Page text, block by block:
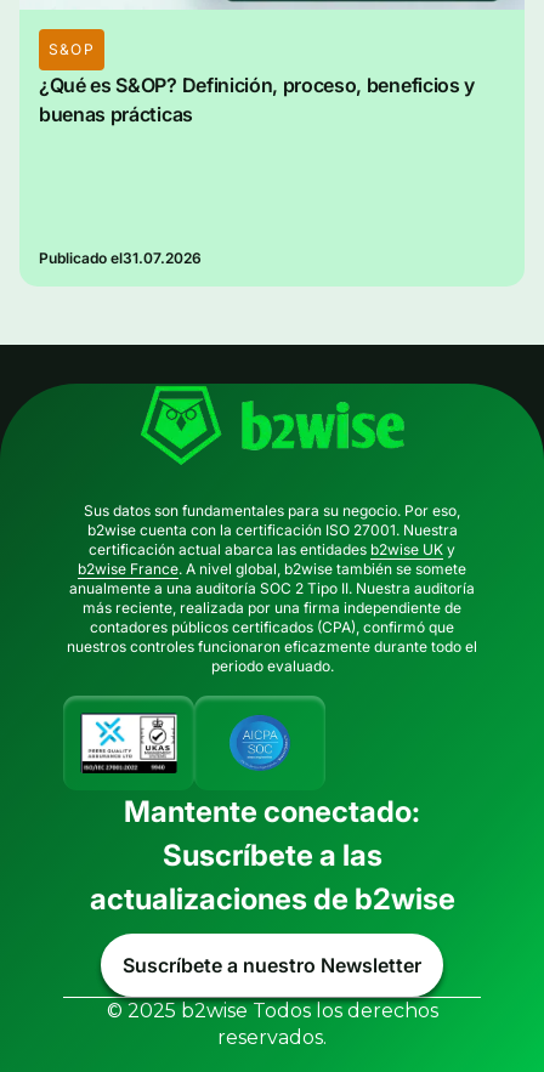
S&OP
¿Qué es S&OP? Definición, proceso, beneficios y
buenas prácticas
Publicado el31.07.2026
Sus datos son fundamentales para su negocio. Por eso,
b2wise cuenta con la certificación ISO 27001. Nuestra
certificación actual abarca las entidades b2wise UK y
b2wise France. A nivel global, b2wise también se somete
anualmente a una auditoría SOC 2 Tipo II. Nuestra auditoría
más reciente, realizada por una firma independiente de
contadores públicos certificados (CPA), confirmó que
nuestros controles funcionaron eficazmente durante todo el
periodo evaluado.
Mantente conectado:
Suscríbete a las
actualizaciones de b2wise
Suscríbete a nuestro Newsletter
© 2025 b2wise Todos los derechos
reservados.